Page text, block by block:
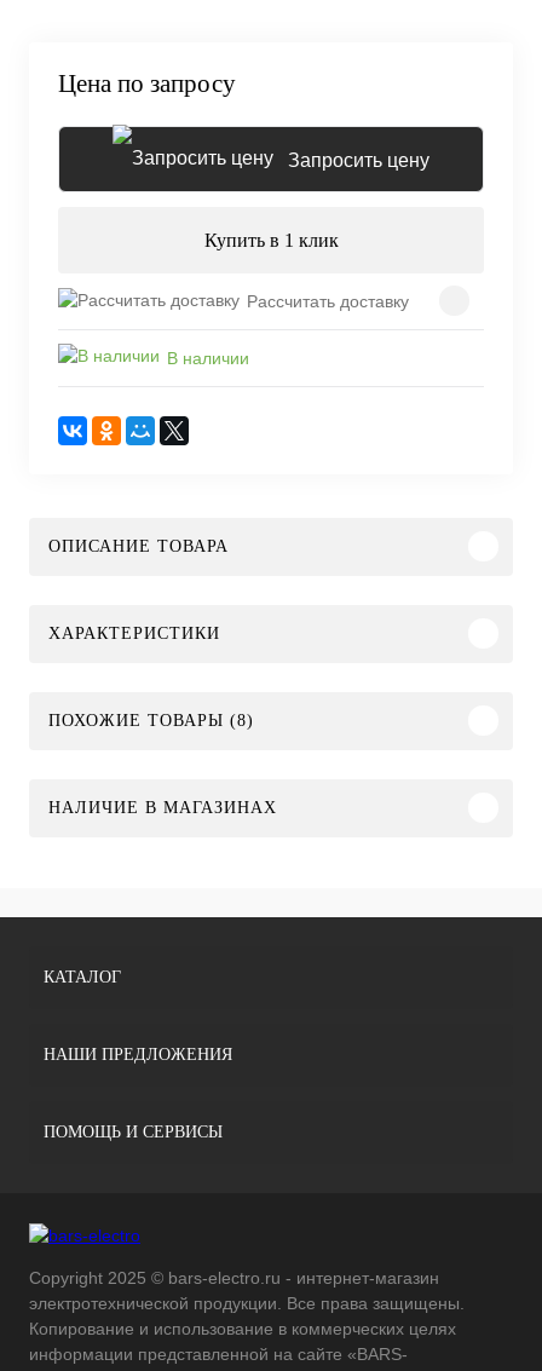
Цена по запросу
Запросить цену
Купить в 1 клик
Рассчитать доставку
В наличии
ОПИСАНИЕ ТОВАРА
ХАРАКТЕРИСТИКИ
ПОХОЖИЕ ТОВАРЫ (8)
НАЛИЧИЕ В МАГАЗИНАХ
КАТАЛОГ
НАШИ ПРЕДЛОЖЕНИЯ
ПОМОЩЬ И СЕРВИСЫ
Copyright 2025 © bars-electro.ru - интернет-магазин
электротехнической продукции. Все права защищены.
Копирование и использование в коммерческих целях
информации представленной на сайте «BARS-